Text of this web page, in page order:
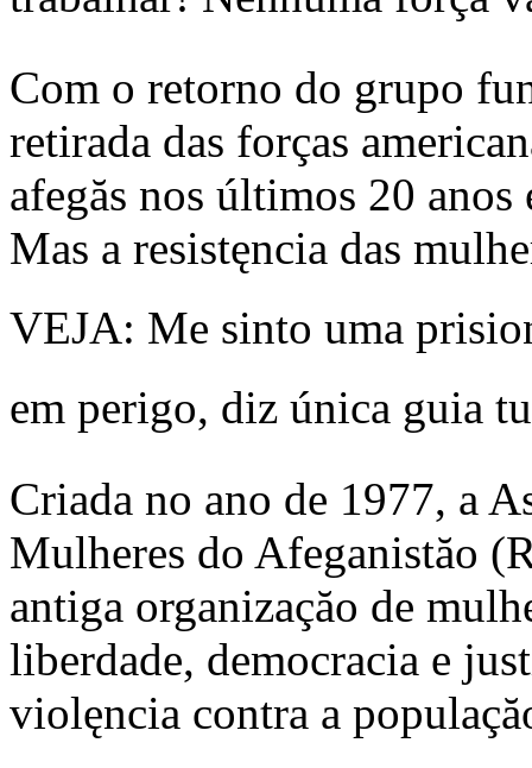
Com o retorno do grupo
retirada das forças
afegăs nos últimos 20 anos
Mas a resistęncia das
VEJA: Me sinto uma
em perigo, diz única guia
Criada no ano de 1977, a
Mulheres do Afeganistăo
antiga organizaçăo de
liberdade, democracia e
violęncia contra a